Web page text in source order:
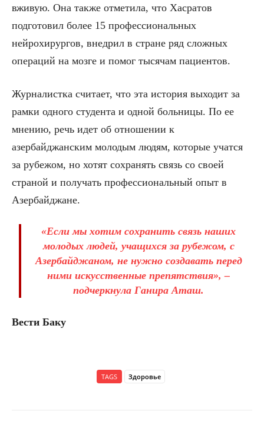
вживую. Она также отметила, что Хасратов
подготовил более 15 профессиональных
нейрохирургов, внедрил в стране ряд сложных
операций на мозге и помог тысячам пациентов.
Журналистка считает, что эта история выходит за
рамки одного студента и одной больницы. По ее
мнению, речь идет об отношении к
азербайджанским молодым людям, которые учатся
за рубежом, но хотят сохранять связь со своей
страной и получать профессиональный опыт в
Азербайджане.
«Если мы хотим сохранить связь наших
молодых людей, учащихся за рубежом, с
Азербайджаном, не нужно создавать перед
ними искусственные препятствия», –
подчеркнула Ганира Аташ.
Вести Баку
TAGS Здоровье